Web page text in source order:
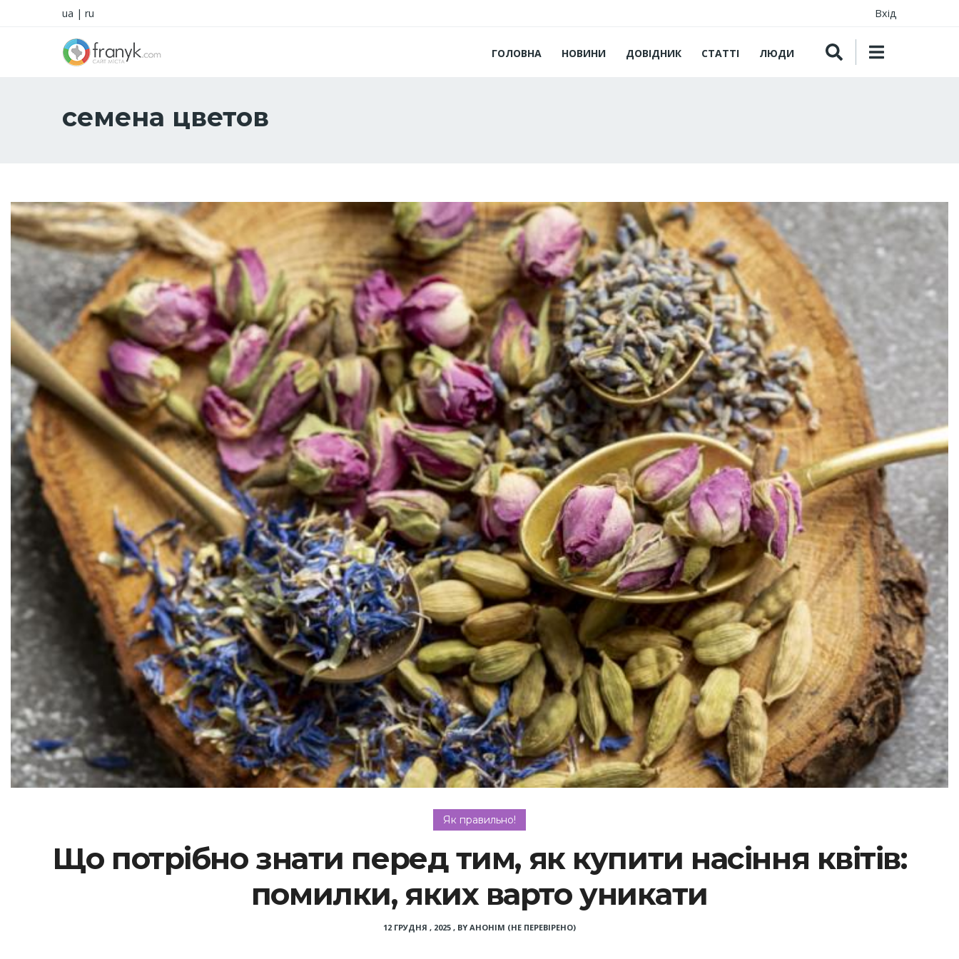
ua | ru Вхід
ГОЛОВНА НОВИНИ ДОВІДНИК СТАТТІ ЛЮДИ
семена цветов
Як правильно!
Що потрібно знати перед тим, як купити насіння квітів:
помилки, яких варто уникати
12 ГРУДНЯ , 2025 , BY АНОНІМ (НЕ ПЕРЕВІРЕНО)